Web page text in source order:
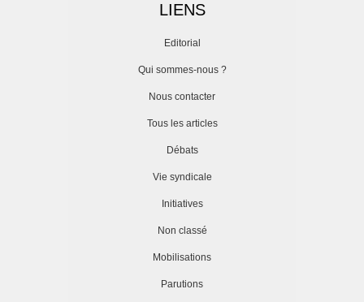
LIENS
Editorial
Qui sommes-nous ?
Nous contacter
Tous les articles
Débats
Vie syndicale
Initiatives
Non classé
Mobilisations
Parutions